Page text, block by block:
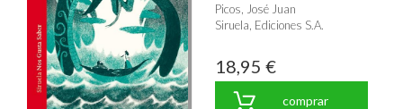
Picos, José Juan
Siruela, Ediciones S.A.
18,95 €
comprar